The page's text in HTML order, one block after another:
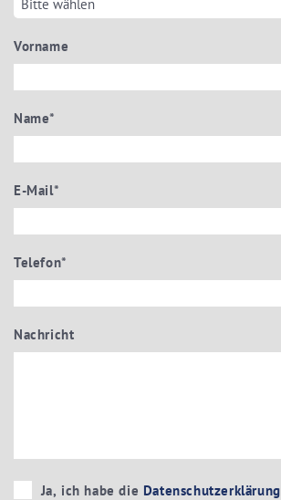
Vorname
Name*
E-Mail*
Telefon*
Nachricht
Ja, ich habe die Datenschutzerklärung